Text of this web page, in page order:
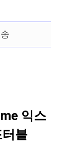
익스
블